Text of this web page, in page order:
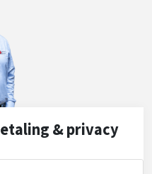
& privacy